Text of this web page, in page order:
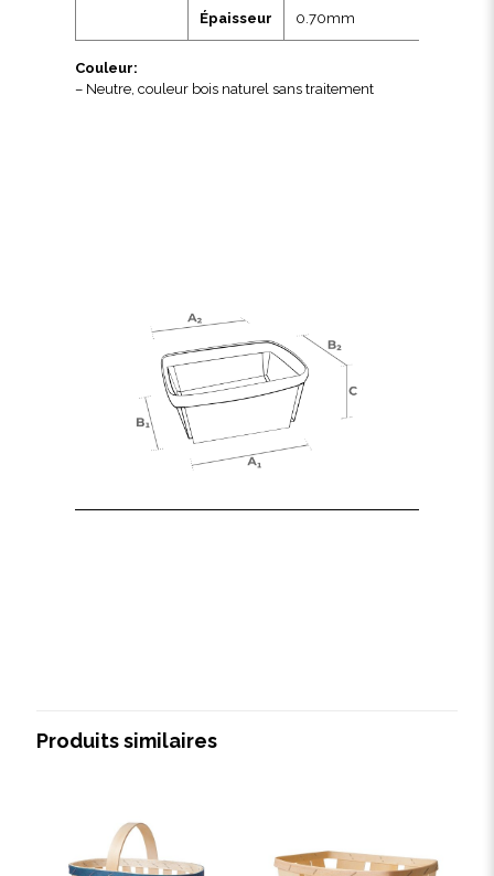
Épaisseur 0.70mm
Couleur:
– Neutre, couleur bois naturel sans traitement
Produits similaires